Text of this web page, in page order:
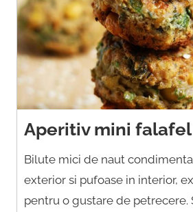
Aperitiv mini falafel
Bilute mici de naut
exterior si pufoase in interior,
pentru o gustare de petrecere.